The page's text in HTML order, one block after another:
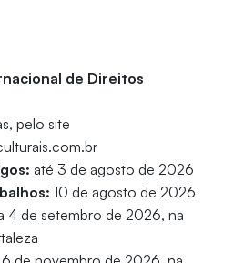
de Direitos
pelo site
até 3 de agosto de 2026
10 de agosto de 2026
a 4 de setembro de 2026, na